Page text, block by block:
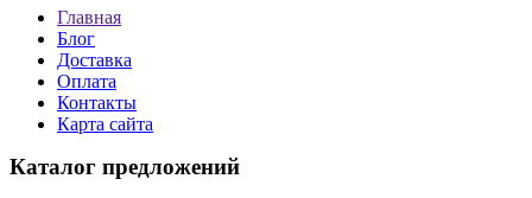
Главная
Блог
Доставка
Оплата
Контакты
Карта сайта
Каталог предложений